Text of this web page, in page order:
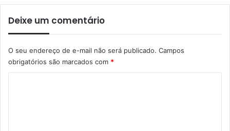
Deixe um comentário
O seu endereço de e-mail não será publicado. Campos
obrigatórios são marcados com *